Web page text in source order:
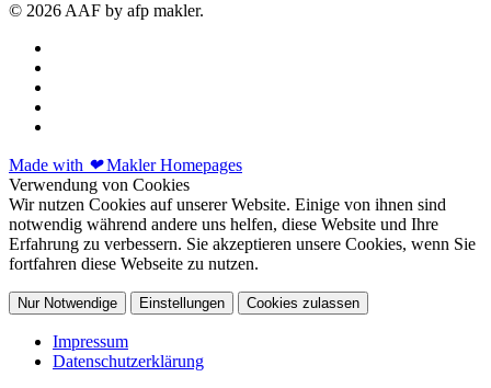
© 2026 AAF by afp makler.
Made with ❤Makler Homepages
Verwendung von Cookies
Wir nutzen Cookies auf unserer Website. Einige von ihnen sind
notwendig während andere uns helfen, diese Website und Ihre
Erfahrung zu verbessern. Sie akzeptieren unsere Cookies, wenn Sie
fortfahren diese Webseite zu nutzen.
Nur Notwendige Einstellungen Cookies zulassen
Impressum
Datenschutzerklärung